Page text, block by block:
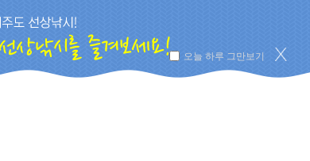
오늘 하루 그만보기